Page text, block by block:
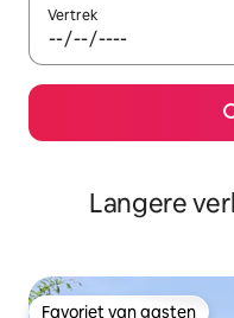
Vertrek
Langere
Favoriet van gasten